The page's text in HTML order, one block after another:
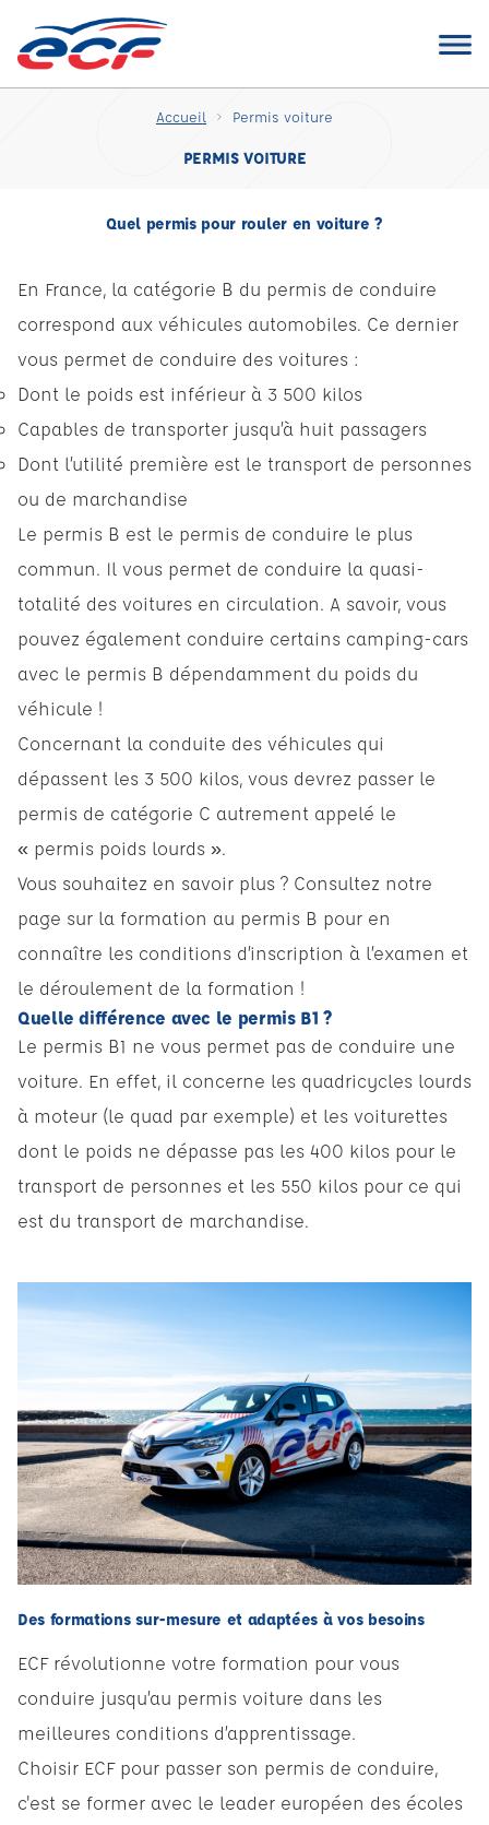
Accueil Permis voiture
PERMIS VOITURE
Quel permis pour rouler en voiture ?
En France, la catégorie B du permis de conduire
correspond aux véhicules automobiles. Ce dernier
vous permet de conduire des voitures :
Dont le poids est inférieur à 3 500 kilos
Capables de transporter jusqu’à huit passagers
Dont l’utilité première est le transport de personnes
ou de marchandise
Le permis B est le permis de conduire le plus
commun. Il vous permet de conduire la quasi-
totalité des voitures en circulation. A savoir, vous
pouvez également conduire certains camping-cars
avec le permis B dépendamment du poids du
véhicule !
Concernant la conduite des véhicules qui
dépassent les 3 500 kilos, vous devrez passer le
permis de catégorie C autrement appelé le
« permis poids lourds ».
Vous souhaitez en savoir plus ? Consultez notre
page sur la formation au permis B pour en
connaître les conditions d’inscription à l’examen et
le déroulement de la formation !
Quelle différence avec le permis B1 ?
Le permis B1 ne vous permet pas de conduire une
voiture. En effet, il concerne les quadricycles lourds
à moteur (le quad par exemple) et les voiturettes
dont le poids ne dépasse pas les 400 kilos pour le
transport de personnes et les 550 kilos pour ce qui
est du transport de marchandise.
Des formations sur-mesure et adaptées à vos besoins
ECF révolutionne votre formation pour vous
conduire jusqu’au permis voiture dans les
meilleures conditions d’apprentissage.
Choisir ECF pour passer son permis de conduire,
c'est se former avec le leader européen des écoles